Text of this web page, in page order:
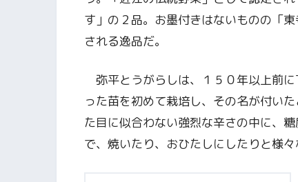
す」の２品。お墨付きはないものの「
される逸品だ。
弥平とうがらしは、１５０年以上前
った苗を初めて栽培し、その名が付い
た目に似合わない強烈な辛さの中に、
で、焼いたり、おひたしにしたりと様々